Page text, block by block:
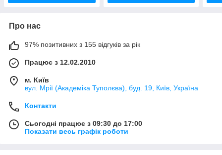
Про нас
97% позитивних з 155 відгуків за рік
Працює з 12.02.2010
м. Київ
вул. Мрії (Академіка Туполєва), буд. 19, Київ, Україна
Контакти
Сьогодні працює з 09:30 до 17:00
Показати весь графік роботи